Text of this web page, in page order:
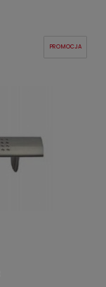
PROMOCJA